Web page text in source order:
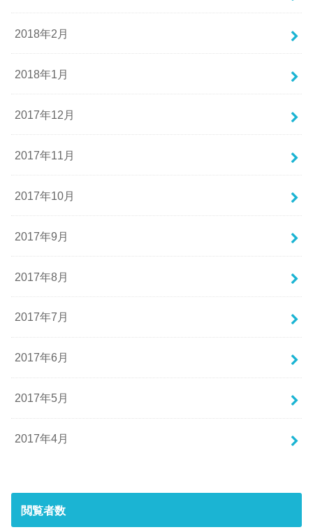
2018年2月
2018年1月
2017年12月
2017年11月
2017年10月
2017年9月
2017年8月
2017年7月
2017年6月
2017年5月
2017年4月
閲覧者数